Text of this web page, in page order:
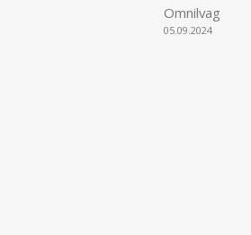
Omnilvag
05.09.2024